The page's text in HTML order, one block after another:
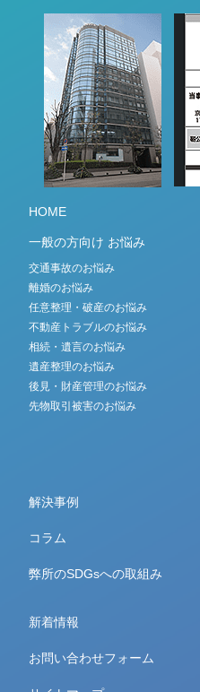
HOME
一般の方向け お悩み
交通事故のお悩み
離婚のお悩み
任意整理・破産のお悩み
不動産トラブルのお悩み
相続・遺言のお悩み
遺産整理のお悩み
後見・財産管理のお悩み
先物取引被害のお悩み
解決事例
コラム
弊所のSDGsへの取組み
新着情報
お問い合わせフォーム